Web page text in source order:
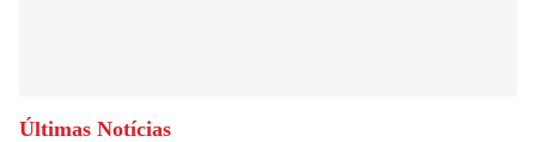
Últimas Notícias